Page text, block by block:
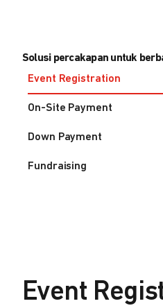
Solusi percakapan untuk
Event Registration
On-Site Payment
Down Payment
Fundraising
Event